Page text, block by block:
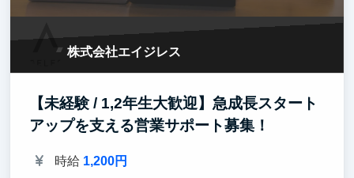
株式会社エイジレス
【未経験 / 1,2年生大歓迎】急成長スタート
アップを支える営業サポート募集！
時給 1,200円